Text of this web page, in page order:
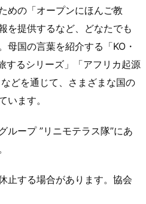
めの「オープンにほんご教
を提供するなど、どなたでも
母国の言葉を紹介する「KO・
するシリーズ」「アフリカ起源
どを通じて、さまざまな国の
います。
ループ ”リニモテラス隊”にあ
止する場合があります。協会